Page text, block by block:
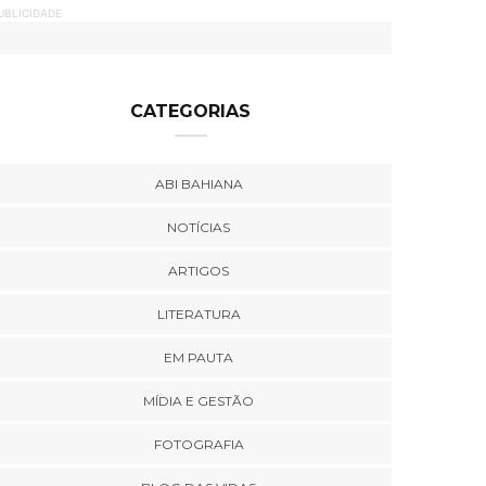
CATEGORIAS
ABI BAHIANA
NOTÍCIAS
ARTIGOS
LITERATURA
EM PAUTA
MÍDIA E GESTÃO
FOTOGRAFIA